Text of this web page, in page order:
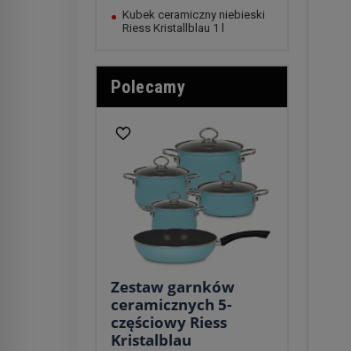
Kubek ceramiczny niebieski
Riess Kristallblau 1 l
Polecamy
Zestaw garnków
ceramicznych 5-
częściowy Riess
Kristalblau